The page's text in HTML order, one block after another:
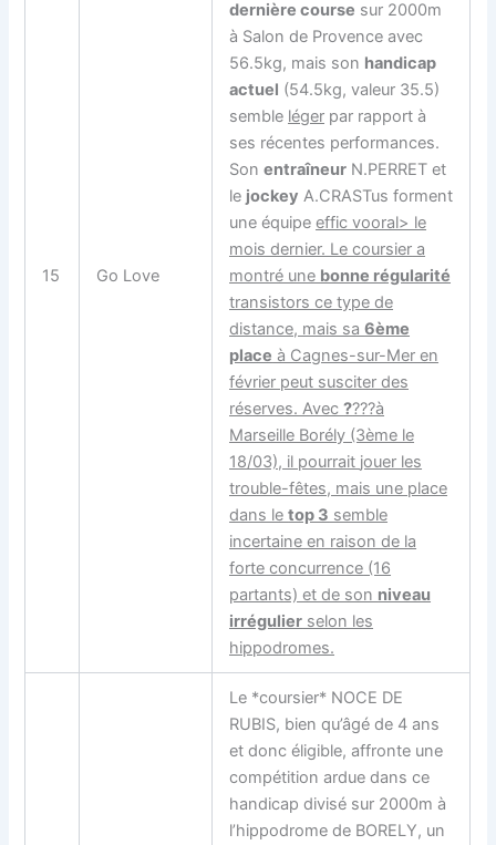
15 Go Love
dernière course sur 2000m
à Salon de Provence avec
56.5kg, mais son handicap
actuel (54.5kg, valeur 35.5)
semble léger par rapport à
ses récentes performances.
Sonentraîneur N.PERRET et
le jockey A.CRASTus forment
une équipeeffic vooral> le
mois dernier. Lecoursier a
montré une bonne régularité
transistors ce type de
distance, mais sa6ème
place à Cagnes-sur-Mer en
février peut susciter des
réserves. Avec????à
Marseille Borély (3ème le
18/03), il pourrait jouer les
trouble-fêtes, mais une place
dans letop 3 semble
incertaine en raison de la
forte concurrence (16
partants) et de son niveau
irrégulier selon les
hippodromes.
Le *coursier* NOCE DE
RUBIS, bien qu’âgé de 4 ans
et donc éligible, affronte une
compétition ardue dans ce
handicap divisé sur 2000m à
l’hippodrome de BORELY, un